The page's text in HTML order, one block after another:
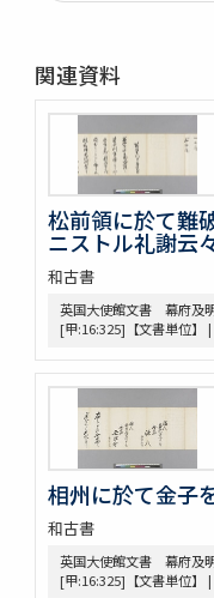
[城東寺文書]
綸旨五通[城東
[城東寺文書 第2
高野山寶光院文書
売券類
[中世沽券状など
武家文書
[樺山家文書 第
[樺山家文書 第
[樺山家文書 第
[樺山家文書 第4
九条公爵家旧蔵古典籍
令義解
園太暦
親長卿記
康富記
関連資料
松前領に於て難
ニストル礼謝云
和古書
英国大使館文書 幕府及
[甲:16:325]【文書単位】
相州に於て金子
和古書
英国大使館文書 幕府及
[甲:16:325]【文書単位】